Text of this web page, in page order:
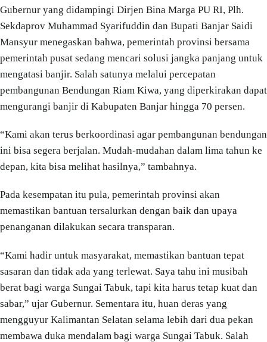
Gubernur yang didampingi Dirjen Bina Marga PU RI, Plh.
Sekdaprov Muhammad Syarifuddin dan Bupati Banjar Saidi
Mansyur menegaskan bahwa, pemerintah provinsi bersama
pemerintah pusat sedang mencari solusi jangka panjang untuk
mengatasi banjir. Salah satunya melalui percepatan
pembangunan Bendungan Riam Kiwa, yang diperkirakan dapat
mengurangi banjir di Kabupaten Banjar hingga 70 persen.
“Kami akan terus berkoordinasi agar pembangunan bendungan
ini bisa segera berjalan. Mudah-mudahan dalam lima tahun ke
depan, kita bisa melihat hasilnya,” tambahnya.
Pada kesempatan itu pula, pemerintah provinsi akan
memastikan bantuan tersalurkan dengan baik dan upaya
penanganan dilakukan secara transparan.
“Kami hadir untuk masyarakat, memastikan bantuan tepat
sasaran dan tidak ada yang terlewat. Saya tahu ini musibah
berat bagi warga Sungai Tabuk, tapi kita harus tetap kuat dan
sabar,” ujar Gubernur. Sementara itu, huan deras yang
mengguyur Kalimantan Selatan selama lebih dari dua pekan
membawa duka mendalam bagi warga Sungai Tabuk. Salah